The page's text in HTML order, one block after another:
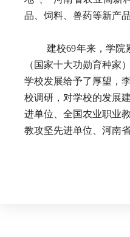
品、饲料、兽药等新产
建校69年来，学
（国家十大功勋育种家
学校发展给予了厚望，
校调研，对学校的发展
进单位、全国农业职业
教攻坚先进单位、河南